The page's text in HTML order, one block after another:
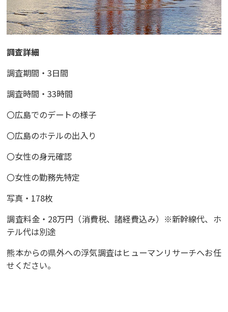
調査詳細
調査期間・3日間
調査時間・33時間
〇広島でのデートの様子
〇広島のホテルの出入り
〇女性の身元確認
〇女性の勤務先特定
写真・178枚
調査料金・28万円（消費税、諸経費込み）※新幹線代、ホ
テル代は別途
熊本からの県外への浮気調査はヒューマンリサーチへお任
せください。